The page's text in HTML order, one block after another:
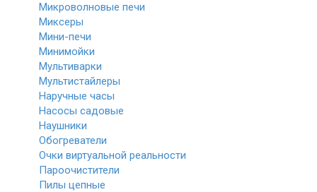
Микроволновые печи
Миксеры
Мини-печи
Минимойки
Мультиварки
Мультистайлеры
Наручные часы
Насосы садовые
Наушники
Обогреватели
Очки виртуальной реальности
Пароочистители
Пилы цепные